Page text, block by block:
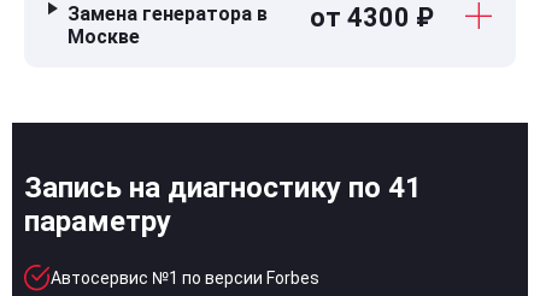
Замена генератора в
Москве
от 4300 ₽
Запись на диагностику по 41
параметру
Автосервис №1 по версии Forbes